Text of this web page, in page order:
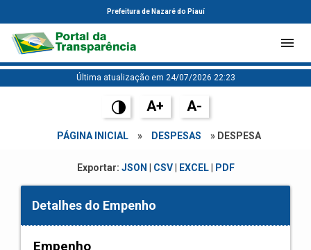
Prefeitura de Nazaré do Piauí
Última atualização em 24/07/2026 22:23
A+ A-
PÁGINA INICIAL » DESPESAS » DESPESA
Exportar: JSON CSV| EXCEL| PDF
Detalhes do Empenho
Empenho